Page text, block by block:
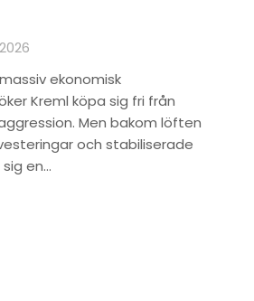
ekonomisk
Kreml köpa sig fri från
Men bakom löften
och stabiliserade
en…